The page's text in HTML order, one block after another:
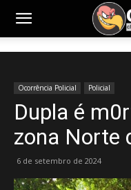
Ocorrência Policial Policial
Dupla é
zona Norte
6 de setembro de 2024